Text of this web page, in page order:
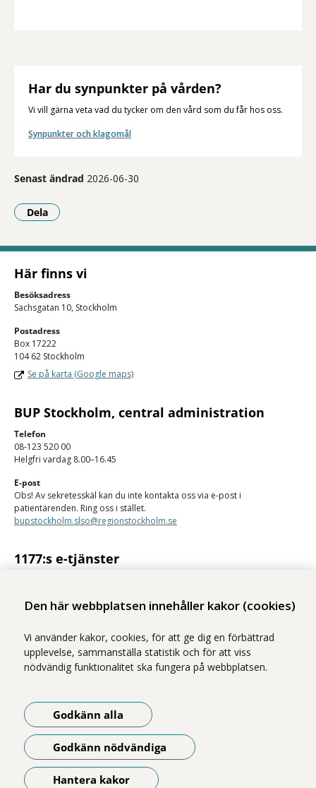
Den här webbplatsen innehåller kakor (cookies)
Vi använder kakor, cookies, för att ge dig en förbättrad
upplevelse, sammanställa statistik och för att viss
nödvändig funktionalitet ska fungera på webbplatsen.
Godkänn alla
Godkänn nödvändiga
Hantera kakor
Har du synpunkter på vården?
Vi vill gärna veta vad du tycker om den vård som du får hos oss.
Synpunkter och klagomål
Senast ändrad 2026-06-30
Dela
- Klicka för att öppna delningsalternativ.
Här finns vi
Besöksadress
Sachsgatan 10, Stockholm
Postadress
Box 17222
104 62 Stockholm
Se på karta (Google maps)
BUP Stockholm, central administration
Telefon
08-123 520 00
Helgfri vardag 8.00–16.45
E-post
Obs! Av sekretesskäl kan du inte kontakta oss via e-post i
patientärenden. Ring oss i stället.
bupstockholm.slso@regionstockholm.se
1177:s e-tjänster
Logga in på 1177
Vi ingår i Stockholms läns sjukvårdsområde som erbjuder hälso- och
sjukvård i Region Stockholms regi.
Illustrationerna på webbplatsen är gjorda av Magnus Marklund. Foton
är tagna av Yanan Li, om inget annat anges.
Om webbplatsen